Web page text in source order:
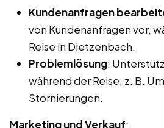
Kundenanfragen
von Kundenanfragen vor,
Reise in Dietzenbach.
Problemlösung:
während der Reise, z. B.
Stornierungen.
Marketing und Verkauf: